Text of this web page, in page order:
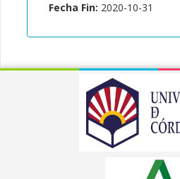
Fecha Fin: 2020-10-31